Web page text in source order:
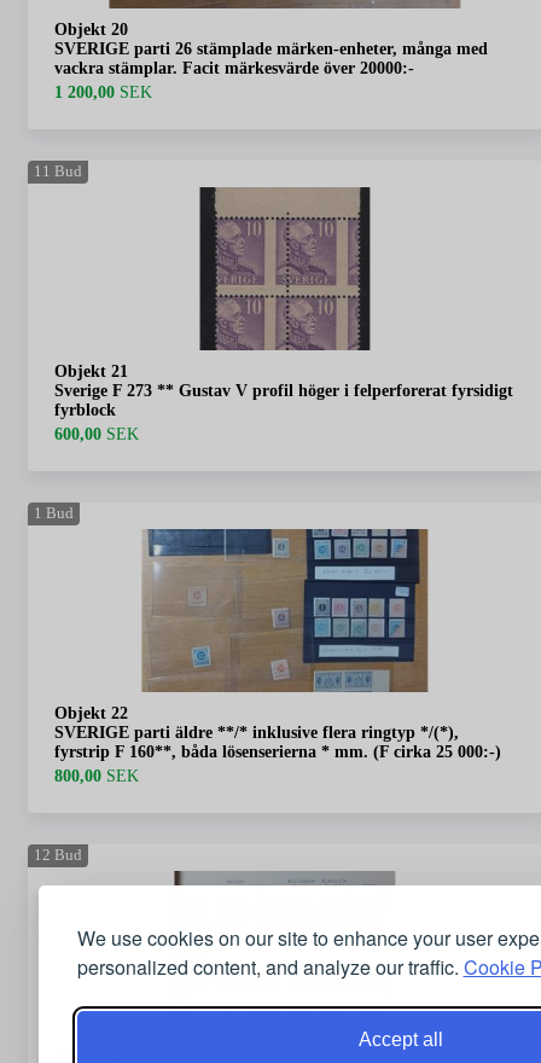
We use cookies on our site to enhance your user
personalized content, and analyze our traffic. Cookie
Accept all
Objekt 20
SVERIGE parti 26 stämplade märken-enheter, många med
vackra stämplar. Facit märkesvärde över 20000:-
1 200,00 SEK
11 Bud
Objekt 21
Sverige F 273 ** Gustav V profil höger i felperforerat fyrsidigt
fyrblock
600,00 SEK
1 Bud
Objekt 22
SVERIGE parti äldre **/* inklusive flera ringtyp */(*),
fyrstrip F 160**, båda lösenserierna * mm. (F cirka 25 000:-)
800,00 SEK
12 Bud